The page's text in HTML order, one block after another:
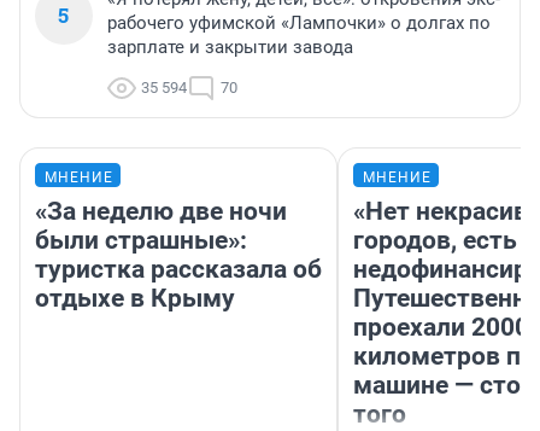
5
рабочего уфимской «Лампочки» о долгах по
зарплате и закрытии завода
35 594 70
МНЕНИЕ
«За неделю две ночи
были страшные»:
туристка рассказала об
отдыхе в Крыму
МНЕНИЕ
«Нет
городов, есть
проехали 2000
километров по
машине —
того